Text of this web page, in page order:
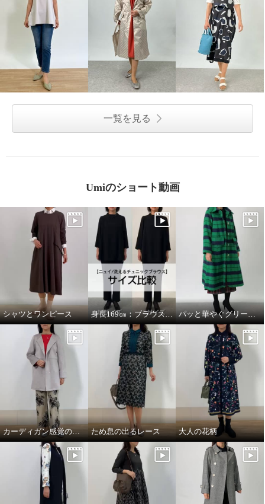
一覧を見る
Umiのショート動画
シャツとワンピース 身長169㎝：ブラウスMサイズとLサイズを着比べ パッと華やぐグリーンコート
カーディガン感覚のコート ため息の出るレース 大人の花柄